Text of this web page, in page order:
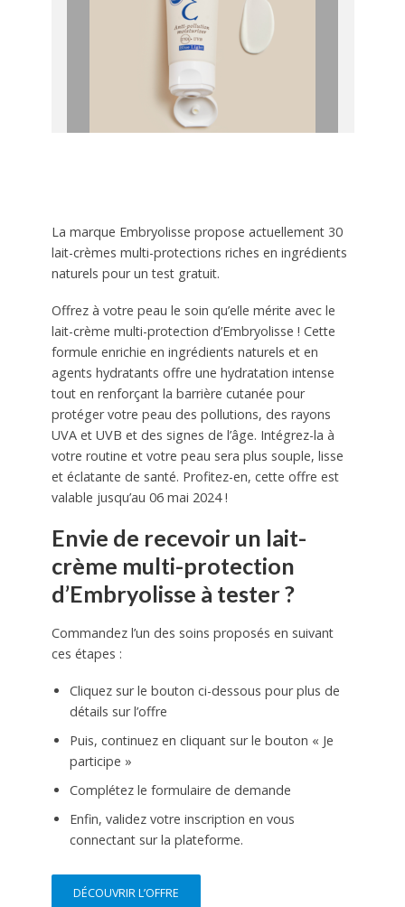
La marque Embryolisse propose actuellement 30
lait-crèmes multi-protections riches en ingrédients
naturels pour un test gratuit.
Offrez à votre peau le soin qu’elle mérite avec le
lait-crème multi-protection d’Embryolisse ! Cette
formule enrichie en ingrédients naturels et en
agents hydratants offre une hydratation intense
tout en renforçant la barrière cutanée pour
protéger votre peau des pollutions, des rayons
UVA et UVB et des signes de l’âge. Intégrez-la à
votre routine et votre peau sera plus souple, lisse
et éclatante de santé. Profitez-en, cette offre est
valable jusqu’au 06 mai 2024 !
Envie de recevoir un lait-
crème multi-protection
d’Embryolisse à tester ?
Commandez l’un des soins proposés en suivant
ces étapes :
Cliquez sur le bouton ci-dessous pour plus de
détails sur l’offre
Puis, continuez en cliquant sur le bouton « Je
participe »
Complétez le formulaire de demande
Enfin, validez votre inscription en vous
connectant sur la plateforme.
DÉCOUVRIR L’OFFRE